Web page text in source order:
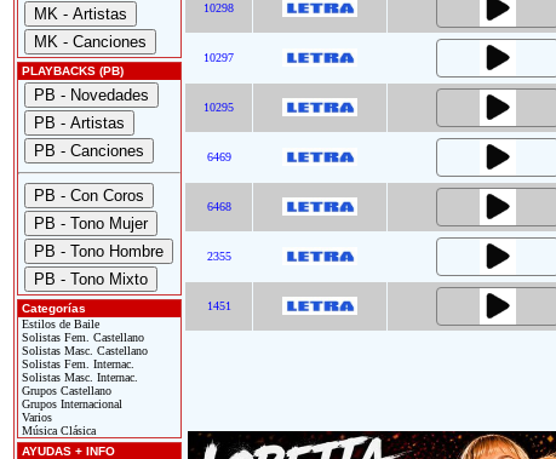
PLAYBACKS (PB)
Categorías
Estilos de Baile
Solistas Fem. Castellano
Solistas Masc. Castellano
Solistas Fem. Internac.
Solistas Masc. Internac.
Grupos Castellano
Grupos Internacional
Varios
Música Clásica
AYUDAS + INFO
10298
10297
10295
6469
6468
2355
1451